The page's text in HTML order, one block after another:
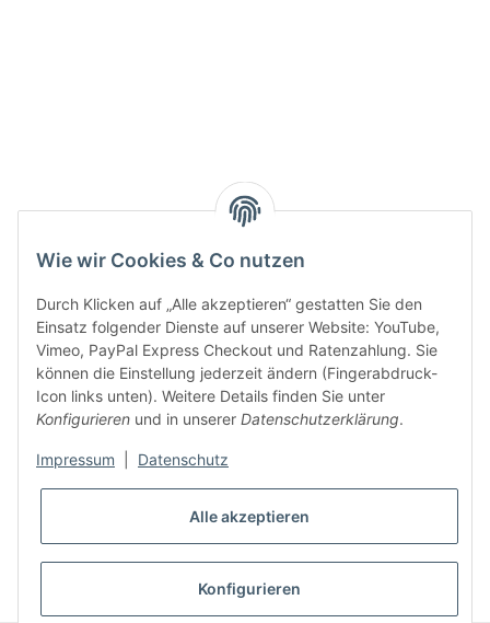
Wie wir Cookies & Co nutzen
Durch Klicken auf „Alle akzeptieren“ gestatten Sie den
Einsatz folgender Dienste auf unserer Website: YouTube,
Vimeo, PayPal Express Checkout und Ratenzahlung. Sie
können die Einstellung jederzeit ändern (Fingerabdruck-
Icon links unten). Weitere Details finden Sie unter
Konfigurieren und in unserer Datenschutzerklärung.
Impressum Datenschutz
Alle akzeptieren
Konfigurieren
Gesetzliche Informationen
* Alle Preise inkl. gesetzlicher USt., zzgl.
VERTRAG WIDERRUFEN